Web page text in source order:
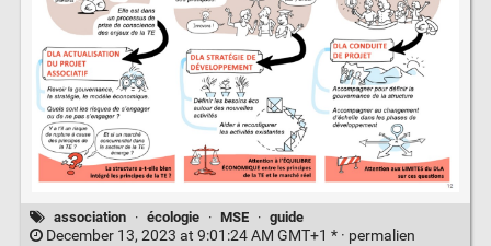
association · écologie · MSE · guide
December 13, 2023 at 9:01:24 AM GMT+1 * · permalien